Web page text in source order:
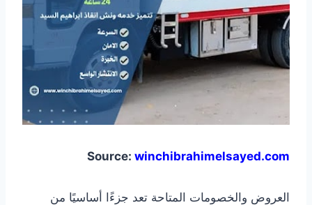
Source: winchibrahimelsayed.com
العروض والخصومات المتاحة تعد جزءًا أساسيًا من